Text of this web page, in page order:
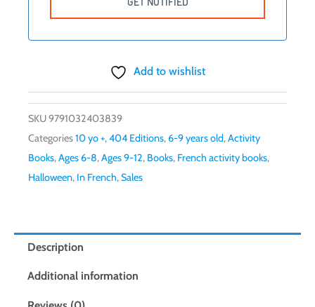
Add to wishlist
SKU9791032403839
Categories10 yo +,404 Editions, 6-9 years old,Activity
Books,Ages 6-8,Ages 9-12, Books, French activity books,
Halloween, In French,Sales
Description
Additional information